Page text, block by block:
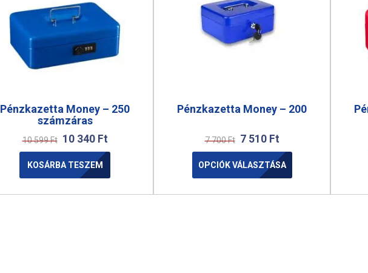
Pénzkazetta Money – 250
számzáras
10 599Ft 10 340 Ft
KOSÁRBA TESZEM
Pénzkazetta Money – 200
7 700Ft 7 510 Ft
OPCIÓK VÁLASZTÁSA